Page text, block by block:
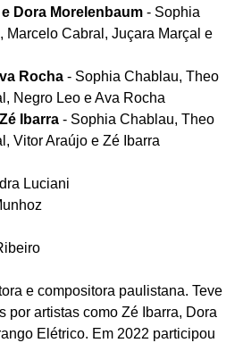
Dora Morelenbaum - Sophia
Marcelo Cabral, Juçara Marçal e
Rocha - Sophia Chablau, Theo
Negro Leo e Ava Rocha
Ibarra - Sophia Chablau, Theo
Vitor Araújo e Zé Ibarra
Luciani
e compositora paulistana. Teve
por artistas como Zé Ibarra, Dora
Elétrico. Em 2022 participou